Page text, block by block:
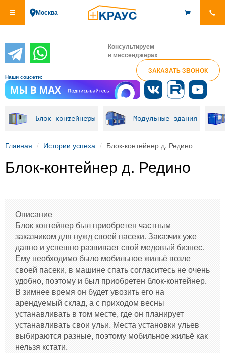
основному
Москва
Консультируем
в мессенджерах
ЗАКАЗАТЬ ЗВОНОК
Наши соцсети:
Блок контейнеры Модульные здания
Главная Истории успеха Блок-контейнер д. Редино
Блок-контейнер д. Редино
Описание
Блок контейнер был приобретен частным
заказчиком для нужд своей пасеки. Заказчик уже
давно и успешно развивает свой медовый бизнес.
Ему необходимо было мобильное жильё возле
своей пасеки, в машине спать согласитесь не очень
удобно, поэтому и был приобретен блок-контейнер.
В зимнее время он будет увозить его на
арендуемый склад, а с приходом весны
устанавливать в том месте, где он планирует
устанавливать свои ульи. Места установки ульев
выбираются разные, поэтому мобильное жильё как
нельзя кстати.